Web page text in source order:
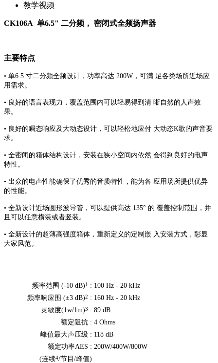
教学视频
CK106A 单6.5" 二分频， 密闭式全频扬声器
主要特点
• 单6.5 寸二分频全频设计，功率高达 200W，可满 足各类场所近场应
用需求。
• 良好的语言表现力，覆盖范围内可以轻易得到清 晰自然的人声效
果。
• 良好的瞬态响应及大动态设计，可以轻松地应付 大动态K歌的声音要
求。
• 全密闭的箱体结构设计，安装在狭小空间内依然 会得到良好的电声
特性。
• 出众的电声性能确保了优秀的音质特性，能为各 应用场所提供优异
的性能。
• 全新设计近场圆形波导管，可以提供高达 135° 的 覆盖控制范围，并
且可以任意横装或者竖装。
• 全新设计的超薄高强度箱体，重新定义的定制嵌 入安装方式，彰显
大家风范。
频率范围 (-10 dB)1 : 100 Hz - 20 kHz
频率响应围 (±3 dB)2 : 160 Hz - 20 kHz
灵敏度(1w/1m)3 : 89 dB
额定阻抗 : 4 Ohms
峰值最大声压级 : 118 dB
额定功率AES : 200W/400W/800W
(连续4/节目/峰值)